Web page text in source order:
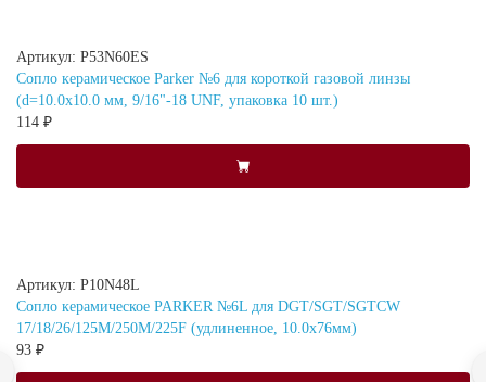
Артикул: P53N60ES
Сопло керамическое Parker №6 для короткой газовой линзы
(d=10.0x10.0 мм, 9/16"-18 UNF, упаковка 10 шт.)
114 ₽
Артикул: P10N48L
Сопло керамическое PARKER №6L для DGT/SGT/SGTCW
17/18/26/125M/250M/225F (удлиненное, 10.0x76мм)
93 ₽